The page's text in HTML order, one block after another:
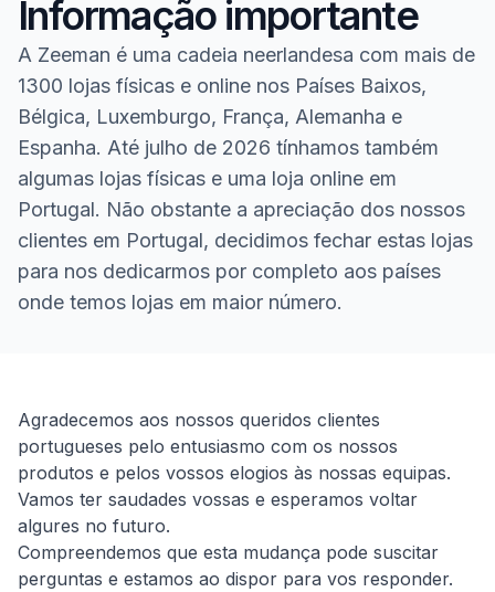
Informação importante
A Zeeman é uma cadeia neerlandesa com mais de
1300 lojas físicas e online nos Países Baixos,
Bélgica, Luxemburgo, França, Alemanha e
Espanha. Até julho de 2026 tínhamos também
algumas lojas físicas e uma loja online em
Portugal. Não obstante a apreciação dos nossos
clientes em Portugal, decidimos fechar estas lojas
para nos dedicarmos por completo aos países
onde temos lojas em maior número.
Homepage
Agradecemos aos nossos queridos clientes
portugueses pelo entusiasmo com os nossos
produtos e pelos vossos elogios às nossas equipas.
Vamos ter saudades vossas e esperamos voltar
algures no futuro.
Compreendemos que esta mudança pode suscitar
perguntas e estamos ao dispor para vos responder.